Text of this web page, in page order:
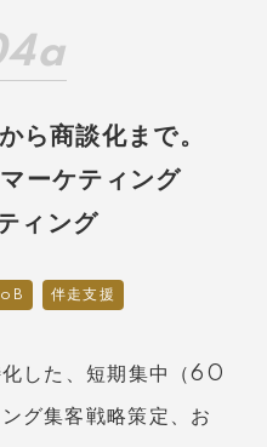
ら商談化まで。
ーケティング
ィング
伴走支援
した、短期集中（60
グ集客戦略策定、お